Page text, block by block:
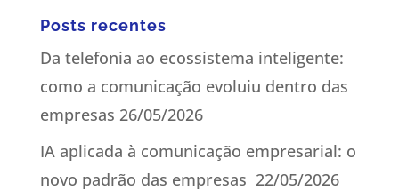
Posts recentes
Da telefonia ao ecossistema inteligente:
como a comunicação evoluiu dentro das
empresas 26/05/2026
IA aplicada à comunicação empresarial: o
novo padrão das empresas 22/05/2026